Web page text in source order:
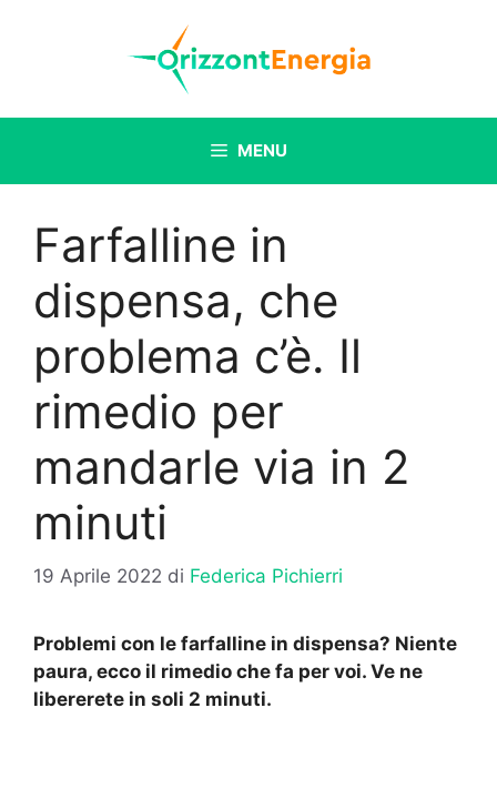
MENU
Farfalline in
dispensa, che
problema c’è. Il
rimedio per
mandarle via in 2
minuti
19 Aprile 2022 di Federica Pichierri
Problemi con le farfalline in dispensa? Niente
paura, ecco il rimedio che fa per voi. Ve ne
libererete in soli 2 minuti.